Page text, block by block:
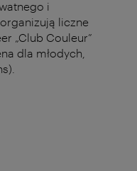
i
liczne
„Club Couleur”
dla młodych,